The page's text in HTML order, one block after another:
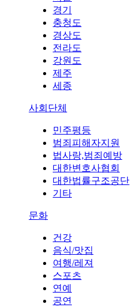
경기
충청도
경상도
전라도
강원도
제주
세종
사회단체
민주평등
범죄피해자지원
법사랑,범죄예방
대한변호사협회
대한법률구조공단
기타
문화
건강
음식/맛집
여행/레져
스포츠
연예
공연